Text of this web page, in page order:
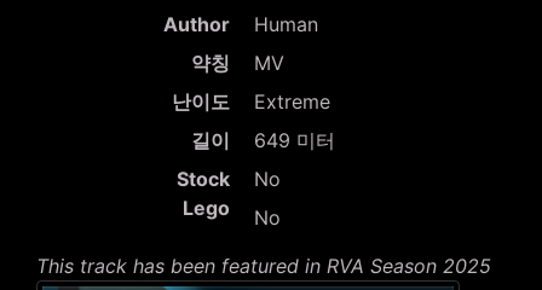
Author
Human
약칭
MV
난이도
Extreme
길이
649 미터
Stock
Lego
No
No
This track has been featured in RVA Season 2025